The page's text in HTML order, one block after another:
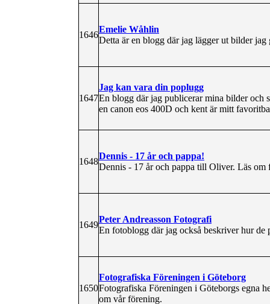
1646
Emelie Wåhlin
Detta är en blogg där jag lägger ut bilder
1647
Jag kan vara din poplugg
En blogg där jag publicerar mina bilder och
en canon eos 400D och kent är mitt
1648
Dennis - 17 år och pappa!
Dennis - 17 år och pappa till Oliver. Läs
1649
Peter Andreasson Fotografi
En fotoblogg där jag också beskriver hur
1650
Fotografiska Föreningen i Göteborg
Fotografiska Föreningen i Göteborgs egna
om vår förening.